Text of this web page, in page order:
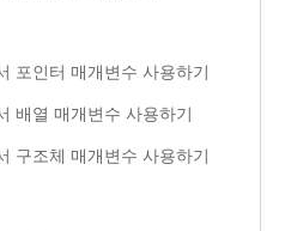
포인터 매개변수 사용하기
배열 매개변수 사용하기
구조체 매개변수 사용하기